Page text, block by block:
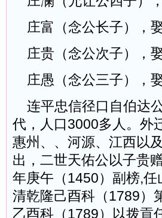
庄富（念公长子），
庄贵（念公次子），娶
庄愚（念公三子），娶
连平忠信径口自伯达
代，人口3000多人。外
惠州、、河源、江西以
出，二世天佑公以子贵
年庚午（1450）副榜,
清乾隆己酉科（1789）
乙酉科（1789）以拨貢